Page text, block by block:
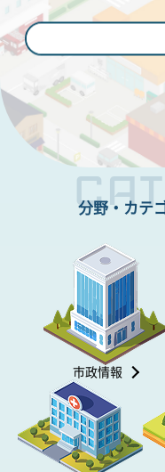
お問い合わせ
検索
分野・カテ
市政情報